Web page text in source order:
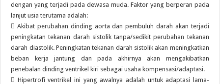
dengan yang terjadi pada dewasa muda. Faktor yang berperan pada
lanjut usia terutama adalah:
 Akibat perubahan dinding aorta dan pembuluh darah akan terjadi
peningkatan tekanan darah sistolik tanpa/sedikit perubahan tekanan
darah diastolik. Peningkatan tekanan darah sistolik akan meningkatkan
beban kerja jantung dan pada akhirnya akan mengakibatkan
penebalan dinding ventrikel kiri sebagai usaha kompensasi/adaptasi.
 Hipertrofi ventrikel ini yang awalnya adalah untuk adaptasi lama-